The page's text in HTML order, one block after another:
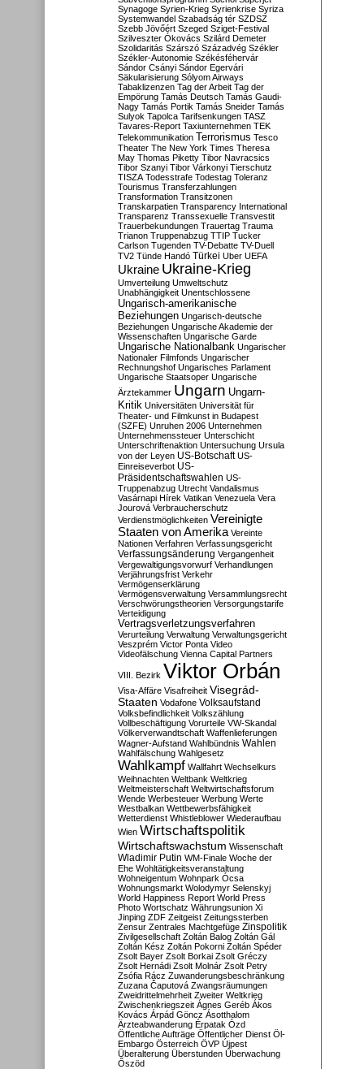
Synagoge Syrien-Krieg Syrienkrise Syriza
Systemwandel Szabadság tér SZDSZ
Szebb Jövőért Szeged Sziget-Festival
Szilveszter Ókovács Szilárd Demeter
Szolidaritás Szárszó Századvég Székler
Székler-Autonomie Székésféhervár
Sándor Csányi Sándor Egervári
Säkularisierung Sólyom Airways
Tabaklizenzen Tag der Arbeit Tag der
Empörung Tamás Deutsch Tamás Gaudi-
Nagy Tamás Portik Tamás Sneider Tamás
Sulyok Tapolca Tarifsenkungen TASZ
Tavares-Report Taxiunternehmen TEK
Telekommunikation Terrorismus Tesco
Theater The New York Times Theresa
May Thomas Piketty Tibor Navracsics
Tibor Szanyi Tibor Várkonyi Tierschutz
TISZA Todesstrafe Todestag Toleranz
Tourismus Transferzahlungen
Transformation Transitzonen
Transkarpatien Transparency International
Transparenz Transsexuelle Transvestit
Trauerbekundungen Trauertag Trauma
Trianon Truppenabzug TTIP Tucker
Carlson Tugenden TV-Debatte TV-Duell
TV2 Tünde Handó Türkei Uber UEFA
Ukraine Ukraine-Krieg
Umverteilung Umweltschutz
Unabhängigkeit Unentschlossene
Ungarisch-amerikanische
Beziehungen Ungarisch-deutsche
Beziehungen Ungarische Akademie der
Wissenschaften Ungarische Garde
Ungarische Nationalbank Ungarischer
Nationaler Filmfonds Ungarischer
Rechnungshof Ungarisches Parlament
Ungarische Staatsoper Ungarische
Ärztekammer Ungarn Ungarn-
Kritik Universitäten Universität für
Theater- und Filmkunst in Budapest
(SZFE) Unruhen 2006 Unternehmen
Unternehmenssteuer Unterschicht
Unterschriftenaktion Untersuchung Ursula
von der Leyen US-Botschaft US-
Einreiseverbot US-
Präsidentschaftswahlen US-
Truppenabzug Utrecht Vandalismus
Vasárnapi Hírek Vatikan Venezuela Vera
Jourová Verbraucherschutz
Verdienstmöglichkeiten Vereinigte
Staaten von Amerika Vereinte
Nationen Verfahren Verfassungsgericht
Verfassungsänderung Vergangenheit
Vergewaltigungsvorwurf Verhandlungen
Verjährungsfrist Verkehr
Vermögenserklärung
Vermögensverwaltung Versammlungsrecht
Verschwörungstheorien Versorgungstarife
Verteidigung
Vertragsverletzungsverfahren
Verurteilung Verwaltung Verwaltungsgericht
Veszprém Victor Ponta Video
Videofälschung Vienna Capital Partners
VIII. Bezirk Viktor Orbán
Visa-Affäre Visafreiheit Visegrád-
Staaten Vodafone Volksaufstand
Volksbefindlichkeit Volkszählung
Vollbeschäftigung Vorurteile VW-Skandal
Völkerverwandtschaft Waffenlieferungen
Wagner-Aufstand Wahlbündnis Wahlen
Wahlfälschung Wahlgesetz
Wahlkampf Wallfahrt Wechselkurs
Weihnachten Weltbank Weltkrieg
Weltmeisterschaft Weltwirtschaftsforum
Wende Werbesteuer Werbung Werte
Westbalkan Wettbewerbsfähigkeit
Wetterdienst Whistleblower Wiederaufbau
Wien Wirtschaftspolitik
Wirtschaftswachstum Wissenschaft
Wladimir Putin WM-Finale Woche der
Ehe Wohltätigkeitsveranstaltung
Wohneigentum Wohnpark Ócsa
Wohnungsmarkt Wolodymyr Selenskyj
World Happiness Report World Press
Photo Wortschatz Währungsunion Xi
Jinping ZDF Zeitgeist Zeitungssterben
Zensur Zentrales Machtgefüge Zinspolitik
Zivilgesellschaft Zoltán Balog Zoltán Gál
Zoltán Kész Zoltán Pokorni Zoltán Spéder
Zsolt Bayer Zsolt Borkai Zsolt Gréczy
Zsolt Hernádi Zsolt Molnár Zsolt Petry
Zsófia Rácz Zuwanderungsbeschränkung
Zuzana Čaputová Zwangsräumungen
Zweidrittelmehrheit Zweiter Weltkrieg
Zwischenkriegszeit Ágnes Geréb Ákos
Kovács Árpád Göncz Ásotthalom
Ärzteabwanderung Érpatak Ózd
Öffentliche Aufträge Öffentlicher Dienst Öl-
Embargo Österreich ÖVP Újpest
Überalterung Überstunden Überwachung
Őszöd